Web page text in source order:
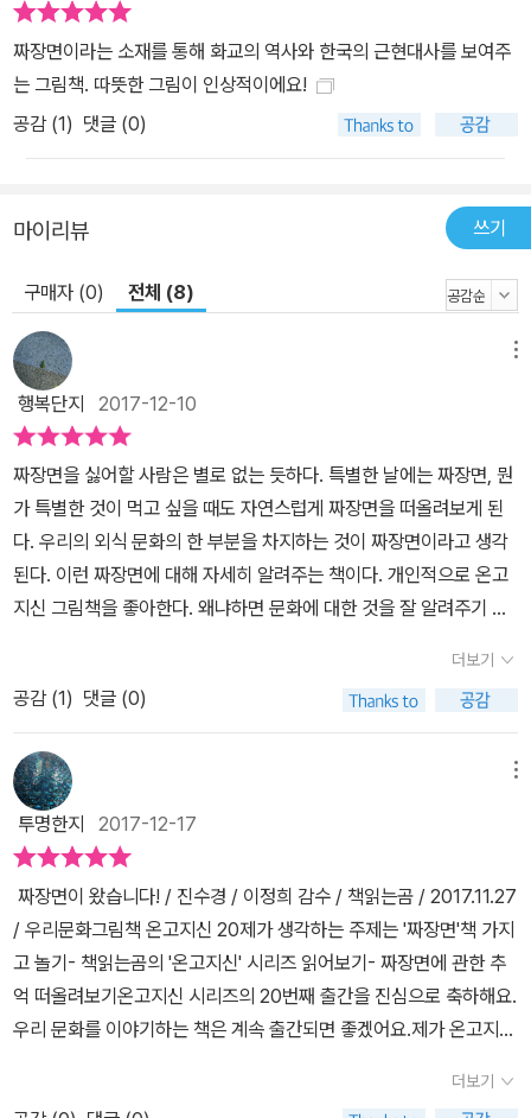
잡는 과정과 외국인으로 겪어야 했던 어려움까지 가감 없이 그리고
있지요. 아꿍 가족의 이야기는 다문화 사회로 접어든 지금을 비추는
거울이기도 합니다. 모든 문화는 서로 주고받는 가운데 변화하고 발
전합니다. 또 시대와 상황에 맞게 변주되면서 또 다른 풍성한 문화를
을 지닌 친구들과 함께 어울려 자라날 우리 아이들에게 이 책이 좋은
길잡이가 되길 바랍니다.
짜장면이라는 소재를 통해 화교의 역사와 한국의 근현대사를 보여주
는 그림책. 따뜻한 그림이 인상적이에요!
공감 (1) 댓글 (0)
마이리뷰 쓰기
구매자 (0) 전체 (8)
행복단지 2017-12-10
짜장면을 싫어할 사람은 별로 없는 듯하다. 특별한 날에는 짜장면, 뭔
가 특별한 것이 먹고 싶을 때도 자연스럽게 짜장면을 떠올려보게 된
다. 우리의 외식 문화의 한 부분을 차지하는 것이 짜장면이라고 생각
된다. 이런 짜장면에 대해 자세히 알려주는 책이다. 개인적으로 온고
지신 그림책을 좋아한다. 왜냐하면 문화에 대한 것을 잘 알려주기 때
떻게 정착하게 되었는지를 잘 설명해주는 내용이다. 그러나 짜장면을
떠올리면 화교에 대해 그냥 넘어갈 수 없다. 그들이 이 짜장면을 우리
나라에 영향을 준 것이라고 생각되기 때문이다. 자연스럽게 그 역사
에 대해서도 알아가게 된다.아꿍 가족의 이야기는 우리 나라에 사는
다문화 가정의 사람들의 생활에 대해서도 생각해보게 한다. 지금은
다문화 가정에 대한 인식을 특별하게 가지지 않으려는 인식이 있다.
하지만 이들이 살아오던 그 즈음에는 나름대로 많은 일들을 겪었음을
이 책을 통해 보여준다. 그들을 다른 눈으로 보지 않아야 함을 그림책
의 이야기를 통해 알아가게 한다. 그림책을 통해 문화가 지닌 그 시대
의 특별함과 그 특별함이 우리에게는 어떤 의미가 있는지 살펴보게
한다. 단순히 짜장면의 역사에 대해, 맛에 대해 알려주는 것만 아니다.
맛에 담긴 문화와 생활 등이 지금은 어떤 변화를 겪어왔는지 살펴보
게 했다.이 책을 보면서 새롭게 알게 된 것이 여러 가지다. 중국에서
건너온 ‘자지앙미엔’이 온 국민에게 사랑받는 ‘짜장면’이 되기까지의
더보기
공감 (1) 댓글 (0)
투명한지 2017-12-17
짜장면이 왔습니다! / 진수경 / 이정희 감수 / 책읽는곰 / 2017.11.27
/ 우리문화그림책 온고지신 20​제가 생각하는 주제는 '짜장면'책 가지
고 놀기- 책읽는곰의 '온고지신' 시리즈 읽어보기- 짜장면에 관한 추
억 떠올려보기​​온고지신 시리즈의 20번째 출간을 진심으로 축하해요.
우리 문화를 이야기하는 책은 계속 출간되면 좋겠어요.제가 온고지신
좋겠어요.서두가 길었네요. 표지와 면지를 넘기면 이렇게 인트로
더보기